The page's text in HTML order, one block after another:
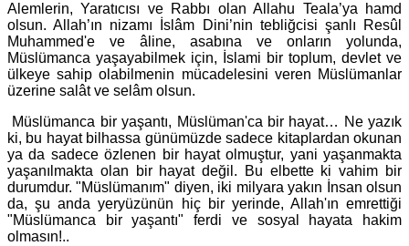
Alemlerin, Yaratıcısı ve Rabbı olan Allahu Teala’ya hamd
olsun. Allah’ın nizamı İslâm Dini’nin tebliğcisi şanlı Resûl
Muhammed'e ve âline, asabına ve onların yolunda,
Müslümanca yaşayabilmek için, İslami bir toplum, devlet ve
ülkeye sahip olabilmenin mücadelesini veren Müslümanlar
üzerine salât ve selâm olsun.
Müslümanca bir yaşantı, Müslüman'ca bir hayat… Ne yazık
ki, bu hayat bilhassa günümüzde sadece kitaplardan okunan
ya da sadece özlenen bir hayat olmuştur, yani yaşanmakta
yaşanılmakta olan bir hayat değil. Bu elbette ki vahim bir
durumdur. "Müslümanım" diyen, iki milyara yakın İnsan olsun
da, şu anda yeryüzünün hiç bir yerinde, Allah'ın emrettiği
"Müslümanca bir yaşantı" ferdi ve sosyal hayata hakim
olmasın!..